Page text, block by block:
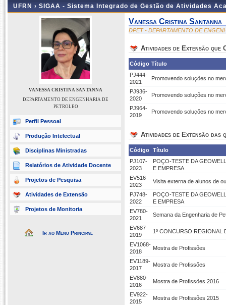
UFRN › SIGAA - Sistema Integrado de Gestão de Atividades
VANESSA CRISTINA SANTANNA
DEPARTAMENTO DE ENGENHARIA DE
PETROLEO
Perfil Pessoal
Produção Intelectual
Disciplinas Ministradas
Relatórios de Atividade Docente
Projetos de Pesquisa
Atividades de Extensão
Projetos de Monitoria
Ir ao Menu Principal
Vanessa Cristina Santanna
DPET - DEPARTAMENTO DE
Atividades de Extensão que
Código Título
PJ444-
2021
Promovendo soluções no
PJ936-
2020
Promovendo soluções no
PJ964-
2019
Promovendo soluções no
Atividades de Extensão das
Código Título
PJ107-
2023
POÇO-TESTE DA
E EMPRESA
EV516-
2023
Visita externa de alunos de
PJ748-
2022
POÇO-TESTE DA
E EMPRESA
EV780-
2021
Semana da Engenharia de
EV687-
2019
1º CONCURSO REGIONAL
EV1068-
2018
Mostra de Profissões
EV1189-
2017
Mostra de Profissões
EV880-
2016
Mostra de Profissões 2016
EV922-
2015
Mostra de Profissões 2015